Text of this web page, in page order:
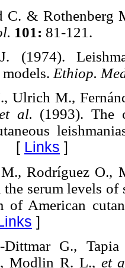
C. & Rothenberg
101: 81-121.
(1974).
Ethiop.
Ulrich M.,
al. (1993). The
Links ]
M., Rodríguez
serum levels
of American
]
Dittmar G.,
Modlin R. L., et